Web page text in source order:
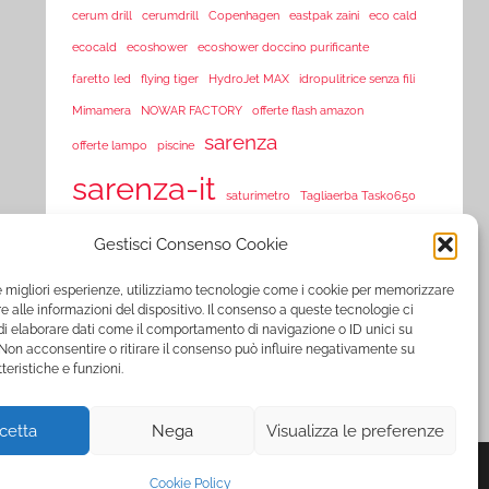
Gestisci Consenso Cookie
migliori esperienze, utilizziamo tecnologie come i cookie per memorizzare
alle informazioni del dispositivo. Il consenso a queste tecnologie ci
elaborare dati come il comportamento di navigazione o ID unici su
acconsentire o ritirare il consenso può influire negativamente su
e funzioni.
Nega Visualizza le preferenze
Cookie Policy
cerum drill cerumdrill Copenhagen eastpak zaini eco cald
ecocald ecoshower ecoshower doccino purificante
faretto led flying tiger HydroJet MAX idropulitrice senza fili
Mimamera NOWAR FACTORY offerte flash amazon
offerte lampo piscine sarenza
sarenza-it saturimetro Tagliaerba Tasko650
www.sarenza.it www.vente-privee.com
www.vente-privee.it xl-s medical YNOT zooplus ZSonic